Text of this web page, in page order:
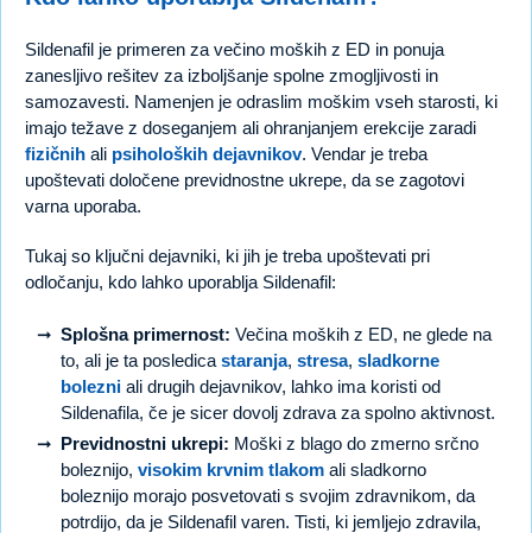
Sildenafil je primeren za večino moških z ED in ponuja
zanesljivo rešitev za izboljšanje spolne zmogljivosti in
samozavesti. Namenjen je odraslim moškim vseh starosti, ki
imajo težave z doseganjem ali ohranjanjem erekcije zaradi
fizičnih ali psiholoških dejavnikov. Vendar je treba
upoštevati določene previdnostne ukrepe, da se zagotovi
varna uporaba.
Tukaj so ključni dejavniki, ki jih je treba upoštevati pri
odločanju, kdo lahko uporablja Sildenafil:
Splošna primernost: Večina moških z ED, ne glede na
to, ali je ta posledica staranja, stresa, sladkorne
bolezni ali drugih dejavnikov, lahko ima koristi od
Sildenafila, če je sicer dovolj zdrava za spolno aktivnost.
Previdnostni ukrepi: Moški z blago do zmerno srčno
boleznijo, visokim krvnim tlakom ali sladkorno
boleznijo morajo posvetovati s svojim zdravnikom, da
potrdijo, da je Sildenafil varen. Tisti, ki jemljejo zdravila,